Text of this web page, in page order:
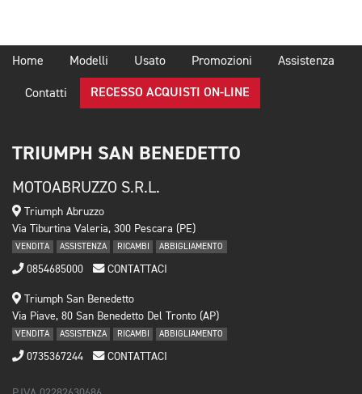
Home Modelli Usato Promozioni Assistenza
Contatti RECESSO ACQUISTI ON-LINE
TRIUMPH SAN BENEDETTO
MOTOABRUZZO S.R.L.
Triumph Abruzzo
Via Tiburtina Valeria, 300 Pescara (PE)
VENDITA ASSISTENZA RICAMBI ABBIGLIAMENTO
0854685000 CONTATTACI
Triumph San Benedetto
Via Piave, 80 San Benedetto Del Tronto (AP)
VENDITA ASSISTENZA RICAMBI ABBIGLIAMENTO
0735367244 CONTATTACI